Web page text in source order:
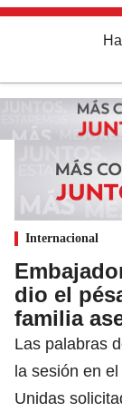
Internacional
dio el
familia
Las palabras
la sesión en
Unidas